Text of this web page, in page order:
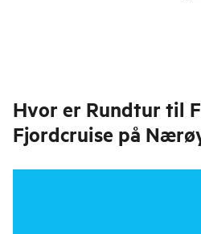
Hvor er Rundtur til
Fjordcruise på